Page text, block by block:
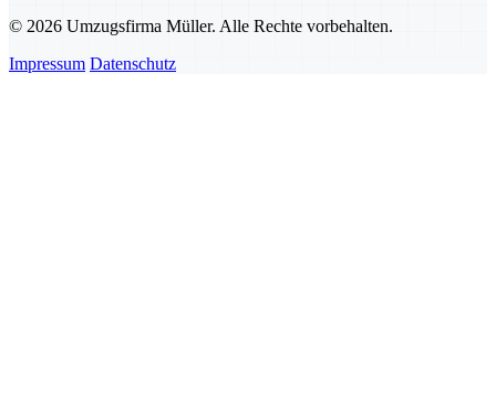
© 2026 Umzugsfirma Müller. Alle Rechte vorbehalten.
Impressum Datenschutz